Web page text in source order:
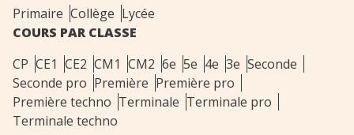
Primaire Collège Lycée
COURS PAR CLASSE
CP CE1 CE2 CM1 CM2 6e 5e 4e 3e Seconde
Seconde pro Première Première pro
Première techno Terminale Terminale pro
Terminale techno